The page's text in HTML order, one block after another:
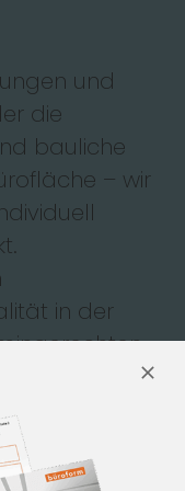
und
die
bauliche
– wir
in der